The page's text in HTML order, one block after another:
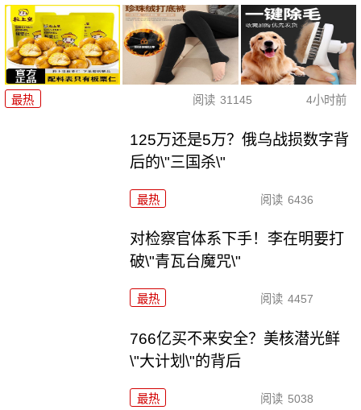
最热 阅读 31145 4小时前
125万还是5万？俄乌战损数字背
后的\"三国杀\"
最热 阅读 6436
对检察官体系下手！李在明要打
破\"青瓦台魔咒\"
最热 阅读 4457
766亿买不来安全？美核潜光鲜
\"大计划\"的背后
最热 阅读 5038